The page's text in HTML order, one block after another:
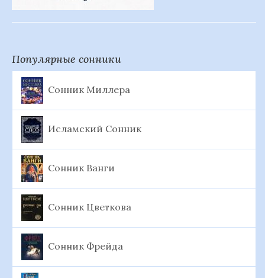
Популярные сонники
Сонник Миллера
Исламский Сонник
Сонник Ванги
Сонник Цветкова
Сонник Фрейда